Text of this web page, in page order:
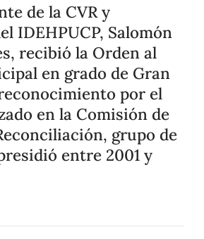
de la CVR y
IDEHPUCP, Salomón
recibió la Orden al
en grado de Gran
por el
en la Comisión de
grupo de
entre 2001 y